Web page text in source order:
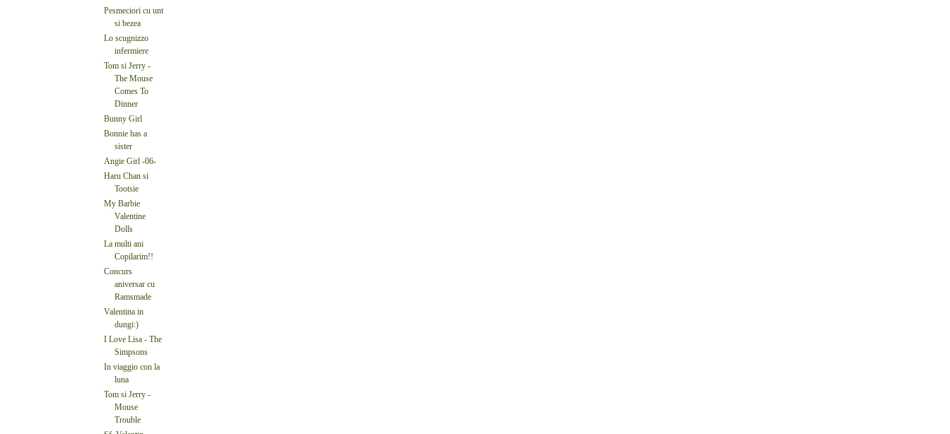
Pesmeciori cu unt
si bezea
Lo scugnizzo
infermiere
Tom si Jerry -
The Mouse
Comes To
Dinner
Bunny Girl
Bonnie has a
sister
Angie Girl -06-
Haru Chan si
Tootsie
My Barbie
Valentine
Dolls
La multi ani
Copilarim!!
Concurs
aniversar cu
Ramsmade
Valentina in
dungi:)
I Love Lisa - The
Simpsons
In viaggio con la
luna
Tom si Jerry -
Mouse
Trouble